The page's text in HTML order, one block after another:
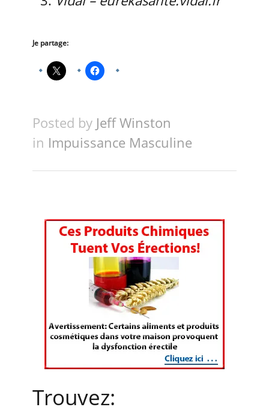
Je partage:
Posted by Jeff Winston
in Impuissance Masculine
Trouvez: